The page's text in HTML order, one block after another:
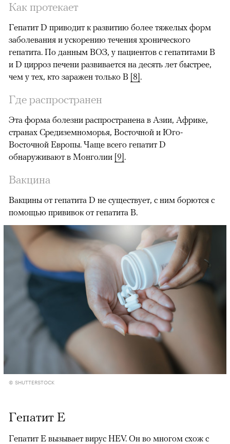
Как протекает
Гепатит D приводит к развитию более тяжелых форм
заболевания и ускорению течения хронического
гепатита. По данным ВОЗ, у пациентов с гепатитами B
и D цирроз печени развивается на десять лет быстрее,
чем у тех, кто заражен только B [8].
Где распространен
Эта форма болезни распространена в Азии, Африке,
странах Средиземноморья, Восточной и Юго-
Восточной Европы. Чаще всего гепатит D
обнаруживают в Монголии [9].
Вакцина
Вакцины от гепатита D не существует, с ним борются с
помощью прививок от гепатита B.
© SHUTTERSTOCK
Гепатит E
Гепатит E вызывает вирус HEV. Он во многом схож с